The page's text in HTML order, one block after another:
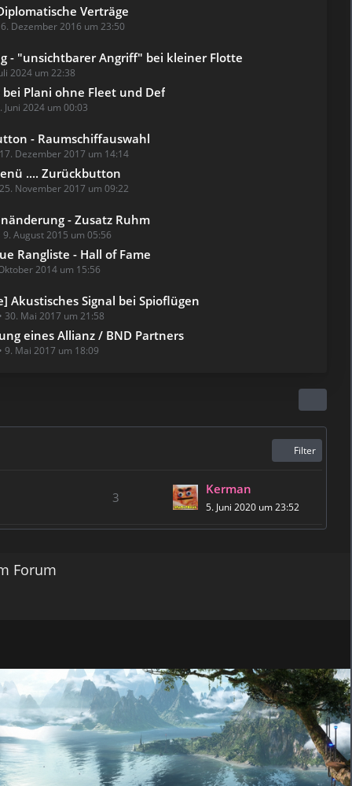
Verträge
Dezember 2016 um 23:50
- "unsichtbarer Angriff" bei kleiner Flotte
2024 um 22:38
bei Plani ohne Fleet und Def
Juni 2024 um 00:03
- Raumschiffauswahl
17. Dezember 2017 um 14:14
.... Zurückbutton
25. November 2017 um 09:22
- Zusatz Ruhm
9. August 2015 um 05:56
Rangliste - Hall of Fame
2014 um 15:56
Akustisches Signal bei Spioflügen
30. Mai 2017 um 21:58
eines Allianz / BND Partners
9. Mai 2017 um 18:09
Filter
3
Kerman
5. Juni 2020 um 23:52
Forum